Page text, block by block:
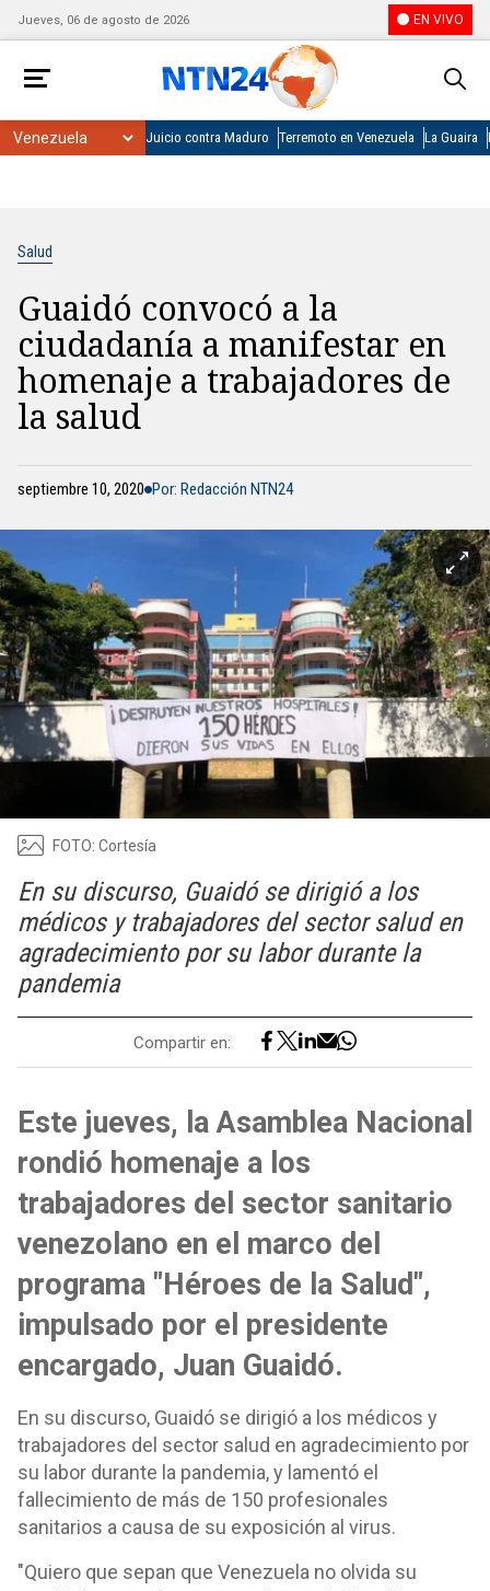
Jueves, 06 de agosto de 2026 EN VIVO
Juicio contra Maduro Terremoto en Venezuela La Guaira
Salud
Guaidó convocó a la
ciudadanía a manifestar en
homenaje a trabajadores de
la salud
septiembre 10, 2020 Por: Redacción NTN24
FOTO: Cortesía
En su discurso, Guaidó se dirigió a los
médicos y trabajadores del sector salud en
agradecimiento por su labor durante la
pandemia
Compartir en:
Este jueves, la Asamblea Nacional
rondió homenaje a los
trabajadores del sector sanitario
venezolano en el marco del
programa "Héroes de la Salud",
impulsado por el presidente
encargado, Juan Guaidó.
En su discurso, Guaidó se dirigió a los médicos y
trabajadores del sector salud en agradecimiento por
su labor durante la pandemia, y lamentó el
fallecimiento de más de 150 profesionales
sanitarios a causa de su exposición al virus.
"Quiero que sepan que Venezuela no olvida su